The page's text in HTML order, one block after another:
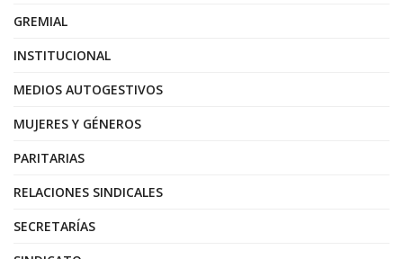
GREMIAL
INSTITUCIONAL
MEDIOS AUTOGESTIVOS
MUJERES Y GÉNEROS
PARITARIAS
RELACIONES SINDICALES
SECRETARÍAS